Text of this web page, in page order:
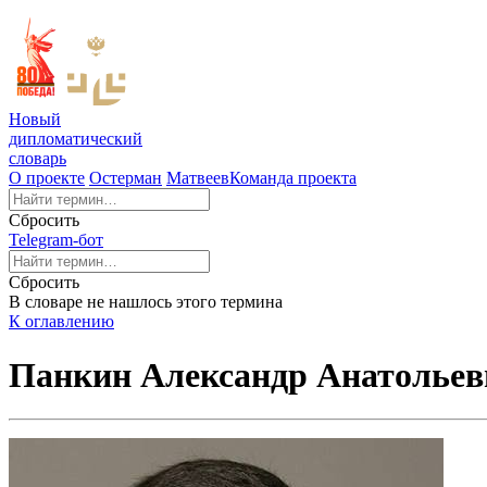
Новый
дипломатический
словарь
О проекте Остерман МатвеевКоманда проекта
Сбросить
Telegram-бот
Сбросить
В словаре не нашлось этого термина
К оглавлению
Панкин Александр